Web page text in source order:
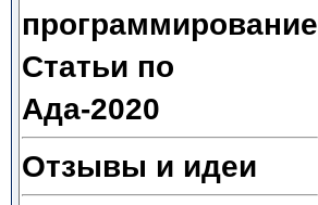
программирование
Статьи по
Ада-2020
Отзывы и идеи